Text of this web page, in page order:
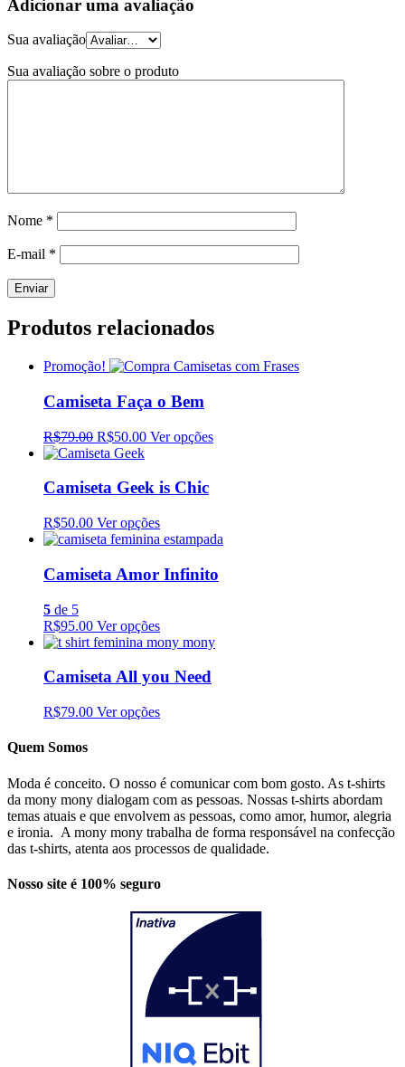
Adicionar uma avaliação
Sua avaliação
Sua avaliação sobre o produto
Nome *
E-mail *
Produtos relacionados
Promoção!
Camiseta Faça o Bem
R$79.00 R$50.00 Ver opções
Camiseta Geek is Chic
R$50.00 Ver opções
Camiseta Amor Infinito
5 de 5
R$95.00 Ver opções
Camiseta All you Need
R$79.00 Ver opções
Quem Somos
Moda é conceito. O nosso é comunicar com bom gosto. As t-shirts
da mony mony dialogam com as pessoas. Nossas t-shirts abordam
temas atuais e que envolvem as pessoas, como amor, humor, alegria
e ironia. A mony mony trabalha de forma responsável na confecção
das t-shirts, atenta aos processos de qualidade.
Nosso site é 100% seguro